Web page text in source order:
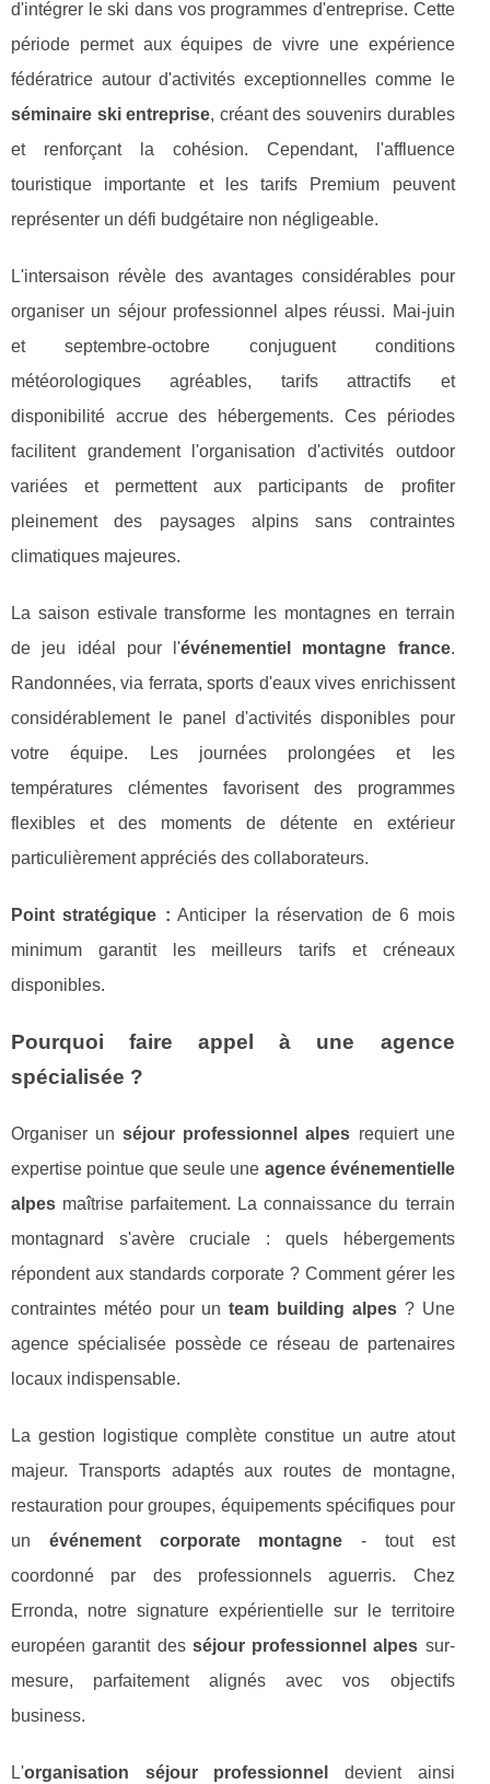
d'intégrer le ski dans vos programmes d'entreprise. Cette
période permet aux équipes de vivre une expérience
fédératrice autour d'activités exceptionnelles comme le
séminaire ski entreprise, créant des souvenirs durables
et renforçant la cohésion. Cependant, l'affluence
touristique importante et les tarifs Premium peuvent
représenter un défi budgétaire non négligeable.
L'intersaison révèle des avantages considérables pour
organiser un séjour professionnel alpes réussi. Mai-juin
et septembre-octobre conjuguent conditions
météorologiques agréables, tarifs attractifs et
disponibilité accrue des hébergements. Ces périodes
facilitent grandement l'organisation d'activités outdoor
variées et permettent aux participants de profiter
pleinement des paysages alpins sans contraintes
climatiques majeures.
La saison estivale transforme les montagnes en terrain
de jeu idéal pour l'événementiel montagne france.
Randonnées, via ferrata, sports d'eaux vives enrichissent
considérablement le panel d'activités disponibles pour
votre équipe. Les journées prolongées et les
températures clémentes favorisent des programmes
flexibles et des moments de détente en extérieur
particulièrement appréciés des collaborateurs.
Point stratégique : Anticiper la réservation de 6 mois
minimum garantit les meilleurs tarifs et créneaux
disponibles.
Pourquoi faire appel à une agence
spécialisée ?
Organiser unséjour professionnel alpes requiert une
expertise pointue que seule une agence événementielle
alpes maîtrise parfaitement. La connaissance du terrain
montagnard s'avère cruciale : quels hébergements
répondent aux standards corporate ? Comment gérer les
contraintes météo pour unteam building alpes? Une
agence spécialisée possède ce réseau de partenaires
locaux indispensable.
La gestion logistique complète constitue un autre atout
majeur. Transports adaptés aux routes de montagne,
restauration pour groupes, équipements spécifiques pour
un événement corporate montagne - tout est
coordonné par des professionnels aguerris. Chez
Erronda, notre signature expérientielle sur le territoire
européen garantit des séjour professionnel alpes sur-
mesure, parfaitement alignés avec vos objectifs
business.
L'organisation séjour professionnel
devient ainsi